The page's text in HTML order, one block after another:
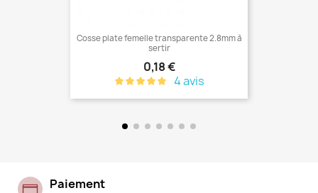
Cosse plate femelle transparente 2.8mm à
sertir
Prix
0,18 €
4 avis
Paiement